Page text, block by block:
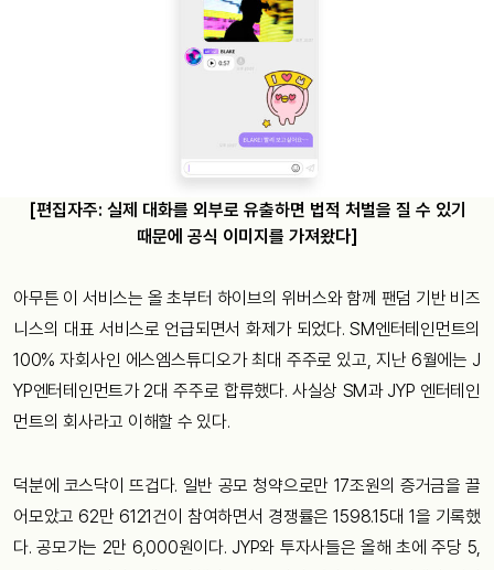
[편집자주: 실제 대화를 외부로 유출하면 법적 처벌을 질 수 있기
때문에 공식 이미지를 가져왔다]
아무튼 이 서비스는 올 초부터 하이브의 위버스와 함께 팬덤 기반 비즈
니스의 대표 서비스로 언급되면서 화제가 되었다. SM엔터테인먼트의
100% 자회사인 에스엠스튜디오가 최대 주주로 있고, 지난 6월에는 J
YP엔터테인먼트가 2대 주주로 합류했다. 사실상 SM과 JYP 엔터테인
먼트의 회사라고 이해할 수 있다.
덕분에 코스닥이 뜨겁다. 일반 공모 청약으로만 17조원의 증거금을 끌
어모았고 62만 6121건이 참여하면서 경쟁률은 1598.15대 1을 기록했
다. 공모가는 2만 6,000원이다. JYP와 투자사들은 올해 초에 주당 5,